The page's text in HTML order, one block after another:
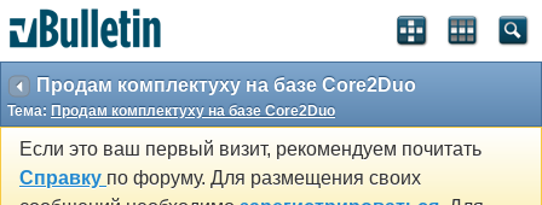
Продам комплектуху на базе Core2Duo
Тема: Продам комплектуху на базе Core2Duo
Если это ваш первый визит, рекомендуем почитать
Справку по форуму. Для размещения своих